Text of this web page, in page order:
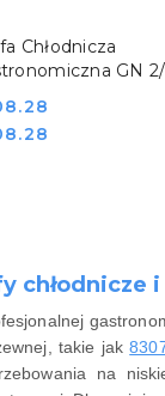
Chłodnicza
GN
830620
DO KOSZYKA
chłodnicze
takie jak
na